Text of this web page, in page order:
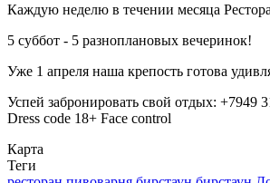
Каждую неделю в течении месяца
5 суббот - 5 разноплановых вечеринок!
Уже 1 апреля наша крепость готова
Успей забронировать свой отдых: +7949
Dress code 18+ Face control
Карта
Теги